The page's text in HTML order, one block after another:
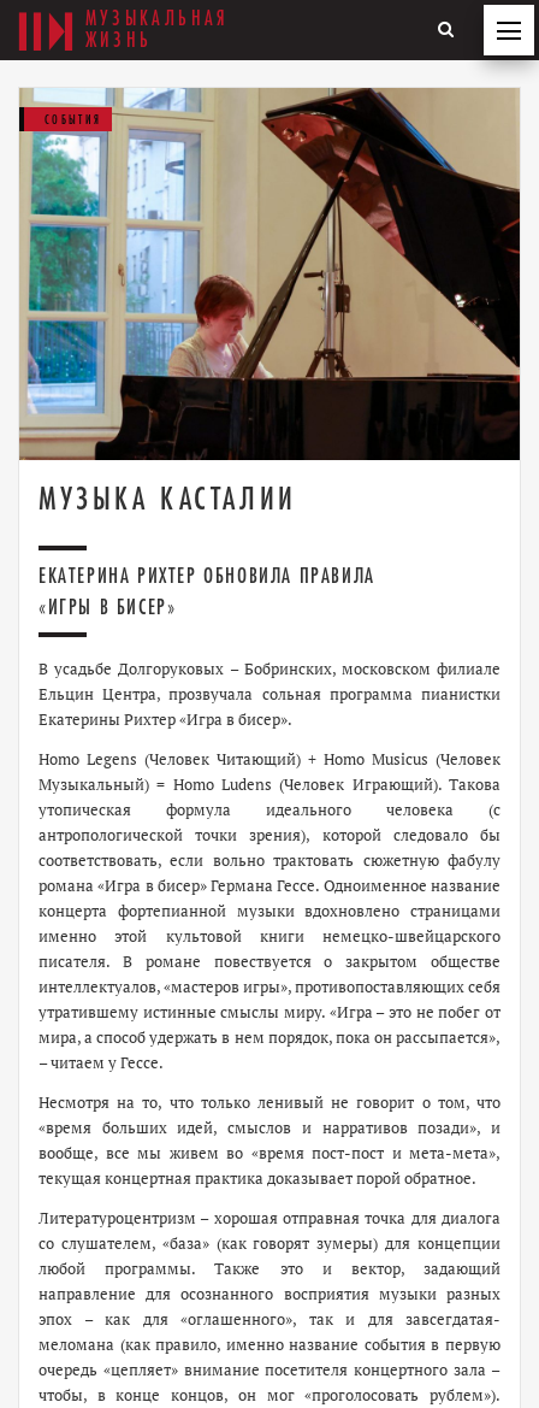
МУЗЫКАЛЬНАЯ
ЖИЗНЬ
СОБЫТИЯ
МУЗЫКА КАСТАЛИИ
ЕКАТЕРИНА РИХТЕР ОБНОВИЛА ПРАВИЛА
«ИГРЫ В БИСЕР»
В усадьбе Долгоруковых – Бобринских, московском филиале
Ельцин Центра, прозвучала сольная программа пианистки
Екатерины Рихтер «Игра в бисер».
Homo Legens (Человек Читающий) + Homo Musicus (Человек
Музыкальный) = Homo Ludens (Человек Играющий). Такова
утопическая формула идеального человека (с
антропологической точки зрения), которой следовало бы
соответствовать, если вольно трактовать сюжетную фабулу
романа «Игра в бисер» Германа Гессе. Одноименное название
концерта фортепианной музыки вдохновлено страницами
именно этой культовой книги немецко-швейцарского
писателя. В романе повествуется о закрытом обществе
интеллектуалов, «мастеров игры», противопоставляющих себя
утратившему истинные смыслы миру. «Игра – это не побег от
мира, а способ удержать в нем порядок, пока он рассыпается»,
– читаем у Гессе.
Несмотря на то, что только ленивый не говорит о том, что
«время больших идей, смыслов и нарративов позади», и
вообще, все мы живем во «время пост-пост и мета-мета»,
текущая концертная практика доказывает порой обратное.
Литературоцентризм – хорошая отправная точка для диалога
со слушателем, «база» (как говорят зумеры) для концепции
любой программы. Также это и вектор, задающий
направление для осознанного восприятия музыки разных
эпох – как для «оглашенного», так и для завсегдатая-
меломана (как правило, именно название события в первую
очередь «цепляет» внимание посетителя концертного зала –
чтобы, в конце концов, он мог «проголосовать рублем»).